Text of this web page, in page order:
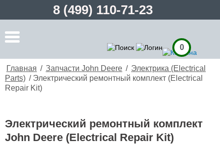
8 (499) 110-71-23
0
Главная / Запчасти John Deere / Электрика (Electrical
Parts) / Электрический ремонтный комплект (Electrical
Repair Kit)
Электрический ремонтный комплект
John Deere (Electrical Repair Kit)